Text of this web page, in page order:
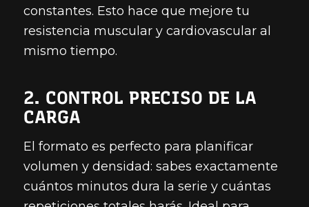
constantes. Esto hace que mejore tu
resistencia muscular y cardiovascular al
mismo tiempo.
2. CONTROL PRECISO DE LA
CARGA
El formato es perfecto para planificar
volumen y densidad: sabes exactamente
cuántos minutos dura la serie y cuántas